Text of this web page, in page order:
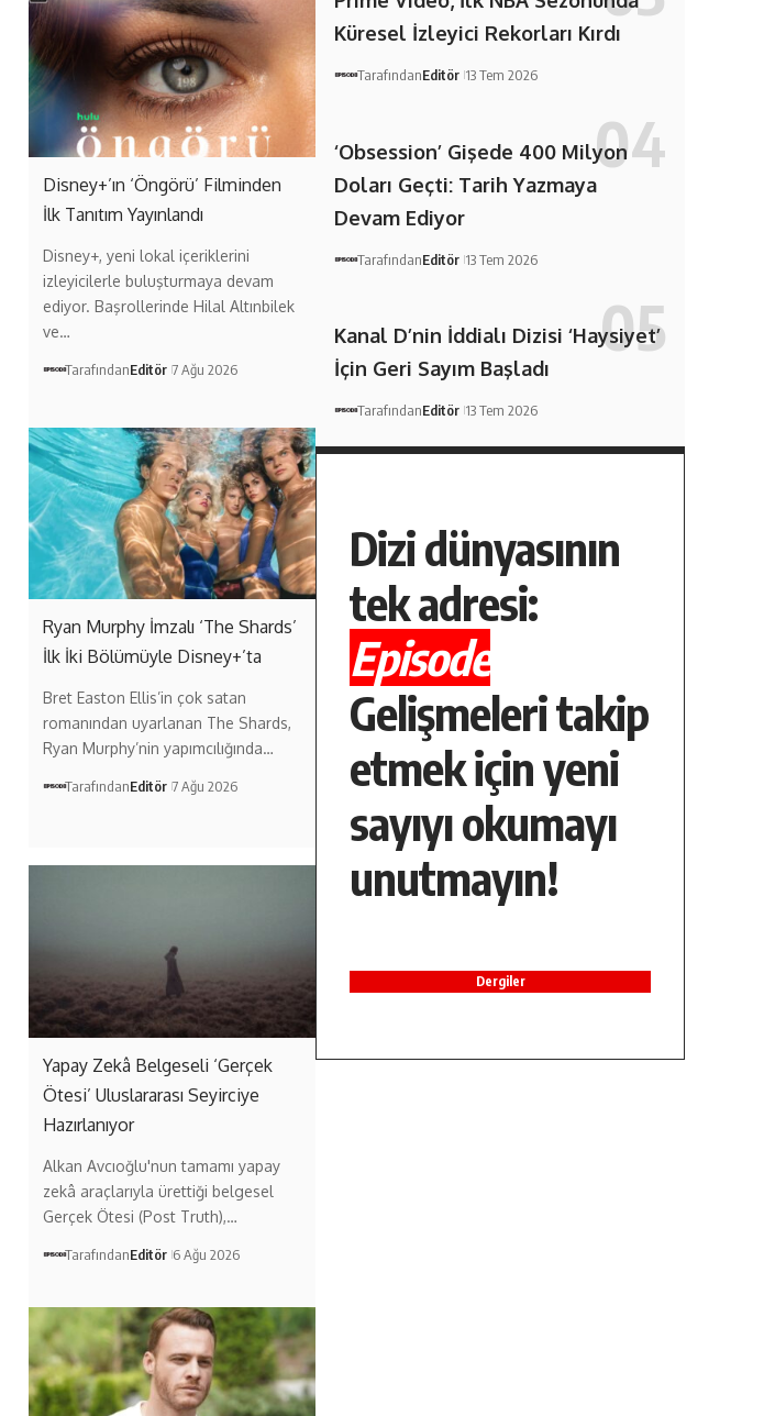
Disney+’ın ‘Öngörü’ Filminden
İlk Tanıtım Yayınlandı
Disney+, yeni lokal içeriklerini
izleyicilerle buluşturmaya devam
ediyor. Başrollerinde Hilal Altınbilek
ve…
TarafındanEditör 7 Ağu 2026
Ryan Murphy İmzalı ‘The Shards’
İlk İki Bölümüyle Disney+’ta
Bret Easton Ellis’in çok satan
romanından uyarlanan The Shards,
Ryan Murphy’nin yapımcılığında…
TarafındanEditör 7 Ağu 2026
Yapay Zekâ Belgeseli ‘Gerçek
Ötesi’ Uluslararası Seyirciye
Hazırlanıyor
Alkan Avcıoğlu'nun tamamı yapay
zekâ araçlarıyla ürettiği belgesel
Gerçek Ötesi (Post Truth),…
TarafındanEditör 6 Ağu 2026
Küresel İzleyici Rekorları Kırdı
TarafındanEditör 13 Tem 2026
‘Obsession’ Gişede 400 Milyon
Doları Geçti: Tarih Yazmaya
Devam Ediyor
TarafındanEditör 13 Tem 2026
Kanal D’nin İddialı Dizisi ‘Haysiyet’
İçin Geri Sayım Başladı
TarafındanEditör 13 Tem 2026
Dizi dünyasının
tek adresi:
Episode
Gelişmeleri takip
etmek için yeni
sayıyı okumayı
unutmayın!
Dergiler